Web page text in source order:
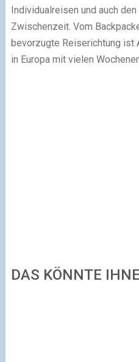
Individualreisen und auch
Zwischenzeit. Vom
bevorzugte Reiserichtung ist
in Europa mit vielen
DAS KÖNNTE